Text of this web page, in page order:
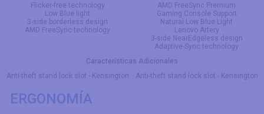
Flicker-free technology
Low Blue light
3-side borderless design
AMD FreeSync technology
AMD FreeSync Premium
Gaming Console Support
Natural Low Blue Light
Lenovo Artery
3-side NearEdgeless design
Adaptive-Sync technology
Características Adicionales
Anti-theft stand lock slot - Kensington
Anti-theft stand lock slot - Kensington
ERGONOMÍA